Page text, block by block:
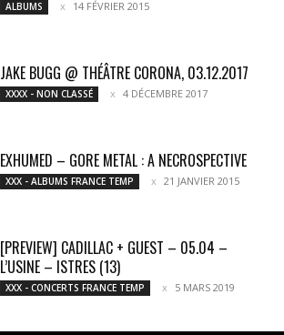
ALBUMS 14 FÉVRIER 2015
JAKE BUGG @ THÉÂTRE CORONA, 03.12.2017
XXXX - NON CLASSÉ 4 DÉCEMBRE 2017
EXHUMED – GORE METAL : A NECROSPECTIVE
XXX - ALBUMS FRANCE TEMP 21 JANVIER 2015
[PREVIEW] CADILLAC + GUEST – 05.04 –
L’USINE – ISTRES (13)
XXX - CONCERTS FRANCE TEMP 5 MARS 2019